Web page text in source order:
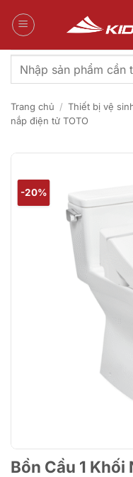
qua
Tìm
kiếm:
Trang chủ / Thiết bị vệ
nắp điện tử TOTO
-20%
Bồn Cầu 1 Khối